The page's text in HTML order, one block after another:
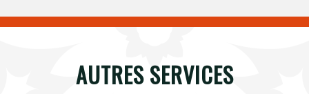
AUTRES SERVICES